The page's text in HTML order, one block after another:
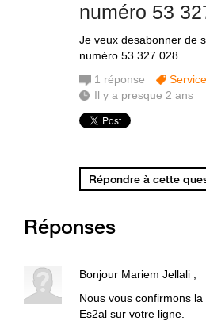
numéro 53
Je veux desabonner de
numéro 53 327 028
1 réponse
Il y a presque 2 ans
Répondre à cette
Réponses
Bonjour Mariem Jellali ,
Nous vous confirmons
Es2al sur votre ligne.